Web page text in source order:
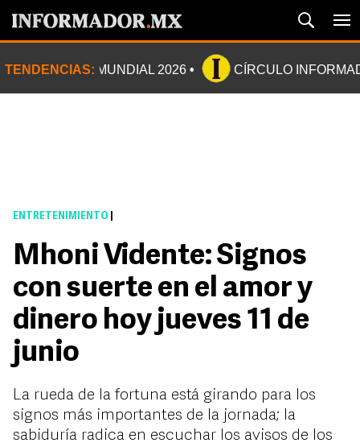
TENDENCIAS: MUNDIAL 2026 CÍRCULO
ENTRETENIMIENTO
Mhoni Vidente: Signos
con suerte en el amor y
dinero hoy jueves 11 de
junio
La rueda de la fortuna está girando para los
signos más importantes de la jornada; la
sabiduría radica en escuchar los avisos de los